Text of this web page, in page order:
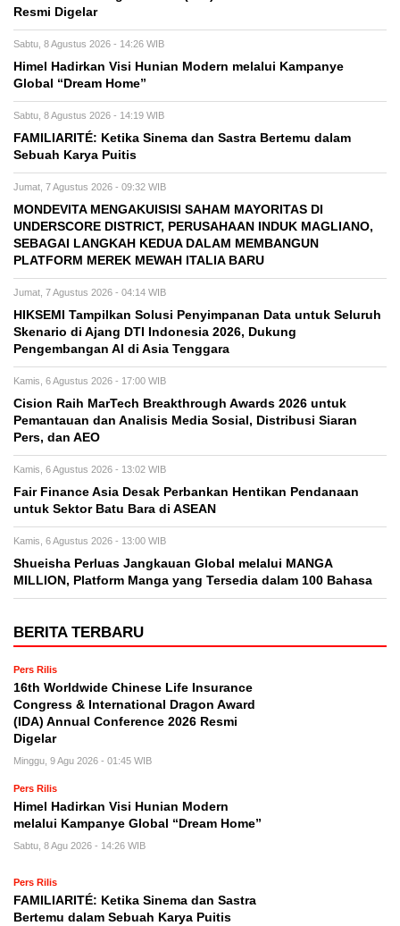
Resmi Digelar
Sabtu, 8 Agustus 2026 - 14:26 WIB
Himel Hadirkan Visi Hunian Modern melalui Kampanye
Global “Dream Home”
Sabtu, 8 Agustus 2026 - 14:19 WIB
FAMILIARITÉ: Ketika Sinema dan Sastra Bertemu dalam
Sebuah Karya Puitis
Jumat, 7 Agustus 2026 - 09:32 WIB
MONDEVITA MENGAKUISISI SAHAM MAYORITAS DI
UNDERSCORE DISTRICT, PERUSAHAAN INDUK MAGLIANO,
SEBAGAI LANGKAH KEDUA DALAM MEMBANGUN
PLATFORM MEREK MEWAH ITALIA BARU
Jumat, 7 Agustus 2026 - 04:14 WIB
HIKSEMI Tampilkan Solusi Penyimpanan Data untuk Seluruh
Skenario di Ajang DTI Indonesia 2026, Dukung
Pengembangan AI di Asia Tenggara
Kamis, 6 Agustus 2026 - 17:00 WIB
Cision Raih MarTech Breakthrough Awards 2026 untuk
Pemantauan dan Analisis Media Sosial, Distribusi Siaran
Pers, dan AEO
Kamis, 6 Agustus 2026 - 13:02 WIB
Fair Finance Asia Desak Perbankan Hentikan Pendanaan
untuk Sektor Batu Bara di ASEAN
Kamis, 6 Agustus 2026 - 13:00 WIB
Shueisha Perluas Jangkauan Global melalui MANGA
MILLION, Platform Manga yang Tersedia dalam 100 Bahasa
BERITA TERBARU
Pers Rilis
16th Worldwide Chinese Life Insurance
Congress & International Dragon Award
(IDA) Annual Conference 2026 Resmi
Digelar
Minggu, 9 Agu 2026 - 01:45 WIB
Pers Rilis
Himel Hadirkan Visi Hunian Modern
melalui Kampanye Global “Dream Home”
Sabtu, 8 Agu 2026 - 14:26 WIB
Pers Rilis
FAMILIARITÉ: Ketika Sinema dan Sastra
Bertemu dalam Sebuah Karya Puitis